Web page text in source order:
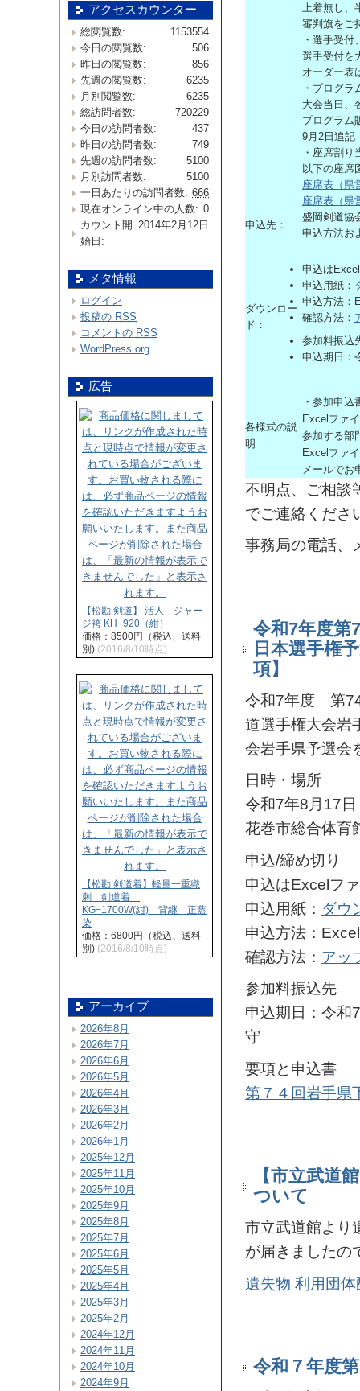
上着無し
審判旗をご
・選手受
選手受付を
オーダー表
・プログラ
大会当日、
プログラム
9月2日追記
・座席割り
以下の座席
座席表（県
座席表（県
申込先：
盛岡剣道協
申込方法お
ダウンロー
ド：
申込は
申込用紙：
申込方法：
確認方法：
参加料振込
申込期日：
各様式の説
明
・参加申込
Excelファ
参加する部
Excelファ
メールでお
不明点、ご相談
でご連絡くださ
事務局の電話、
令和7年度第
日本選手権
項】
令和7年度 第74
道選手権大会岩
会岩手県予選会
日時・場所
令和7年8月17
花巻市総合体育
申込/締め切り
申込はExcelフ
申込用紙： ダウ
申込方法：
確認方法： アッ
参加料振込先
申込期日：令
守
要項と申込書
第７４回岩手県
【市立武道
ついて
市立武道館より
が届きましたの
遺失物 利用団
令和７年度
アクセスカウンター
1153554
総閲覧数:
506
今日の閲覧数:
856
昨日の閲覧数:
6235
先週の閲覧数:
6235
月別閲覧数:
720229
総訪問者数:
437
今日の訪問者数:
749
昨日の訪問者数:
5100
先週の訪問者数:
5100
月別訪問者数:
666
一日あたりの訪問者数:
0
現在オンライン中の人数:
2014年2月12日
カウント開
始日:
メタ情報
ログイン
投稿の RSS
コメントの RSS
WordPress.org
広告
【松勘 剣道】 活人 ジャー
ジ袴 KH−920（紺）
価格：8500円（税込、送料
別) (2016/8/10時点)
【松勘 剣道着】軽量一重織
刺 剣道着
KG−1700W(紺) 背継 正藍
染
価格：6800円（税込、送料
別) (2016/8/10時点)
アーカイブ
2026年8月
2026年7月
2026年6月
2026年5月
2026年4月
2026年3月
2026年2月
2026年1月
2025年12月
2025年11月
2025年10月
2025年9月
2025年8月
2025年7月
2025年6月
2025年5月
2025年4月
2025年3月
2025年2月
2024年12月
2024年11月
2024年10月
2024年9月